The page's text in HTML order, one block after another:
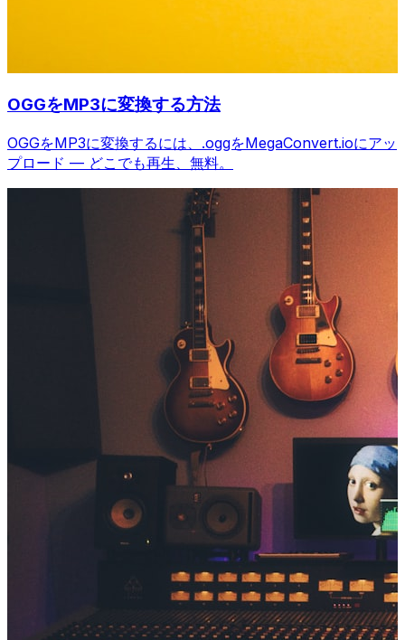
OGGをMP3に変換する方法
OGGをMP3に変換するには、.oggをMegaConvert.ioにアッ
プロード — どこでも再生、無料。